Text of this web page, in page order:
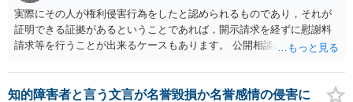
実際にその人が権利侵害行為をしたと認められるものであり，それが
証明できる証拠があるということであれば，開示請求を経ずに慰謝料
請求等を行うことが出来るケースもあります。 公開相談の場では回答
に個別に相談されると良いでしょう。
知的障害者と言う文言が名誉毀損か名誉感情の侵害に